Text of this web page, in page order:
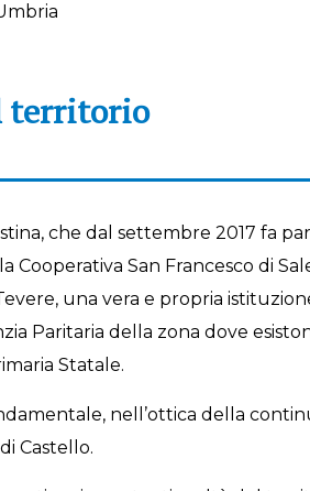
territorio
che dal settembre 2017 fa
Cooperativa San Francesco di
una vera e propria
Paritaria della zona dove
Statale.
nell’ottica della
Castello.